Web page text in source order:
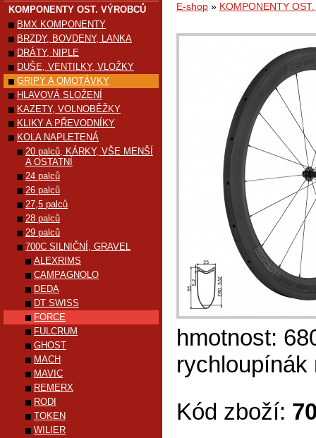
E-shop » KOMPONENTY
hmotnost:
Kód zboží:
KOMPONENTY OST. VÝROBCŮ
BMX KOMPONENTY
BRZDY, BOVDENY, LANKA
DRÁTY, NIPLE
DUŠE, VENTILKY, VLOŽKY
GRIPY A OMOTÁVKY
HLAVOVÁ SLOŽENÍ
KAZETY, VOLNOBĚŽKY
KLIKY A PŘEVODNÍKY
KOLA NAPLETENÁ
20 palců, KÁRKY, VŠE MENŠÍ
A OSTATNÍ
24 palců
26 palců
27,5 palců
28 palců
29 palců
700C SILNIČNÍ, GRAVEL
ALEXRIMS
CAMPAGNOLO
DEDA
DT SWISS
FORCE
FULCRUM
GHOST
MACH
MAVIC
REMERX
RODI
TOKEN
WILIER